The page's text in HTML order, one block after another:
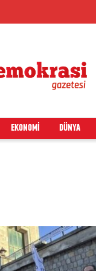
EKONOMI DÜNYA